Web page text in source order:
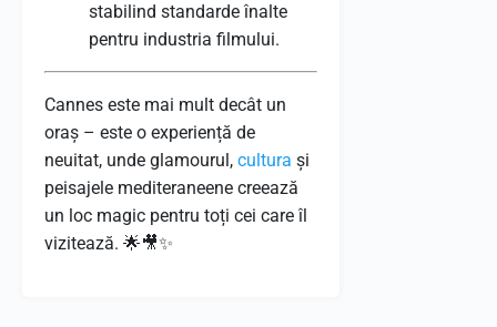
stabilind standarde înalte
pentru industria filmului.
Cannes este mai mult decât un
oraș – este o experiență de
neuitat, unde glamourul, cultura și
peisajele mediteraneene creează
un loc magic pentru toți cei care îl
vizitează. 🌟🎥✨